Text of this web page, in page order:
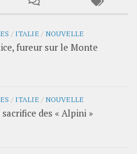
/ ITALIE / NOUVELLE
fureur sur le Monte
/ ITALIE / NOUVELLE
des « Alpini »